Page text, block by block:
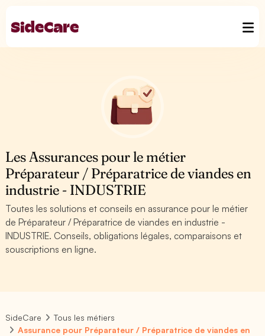
Les Assurances pour le métier
Préparateur / Préparatrice de viandes en
industrie - INDUSTRIE
Toutes les solutions et conseils en assurance pour le métier
de Préparateur / Préparatrice de viandes en industrie -
INDUSTRIE. Conseils, obligations légales, comparaisons et
souscriptions en ligne.
SideCare
Tous les métiers
Assurance pour Préparateur / Préparatrice de viandes en